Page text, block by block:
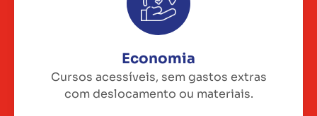
Economia
Cursos acessíveis, sem gastos extras
com deslocamento ou materiais.